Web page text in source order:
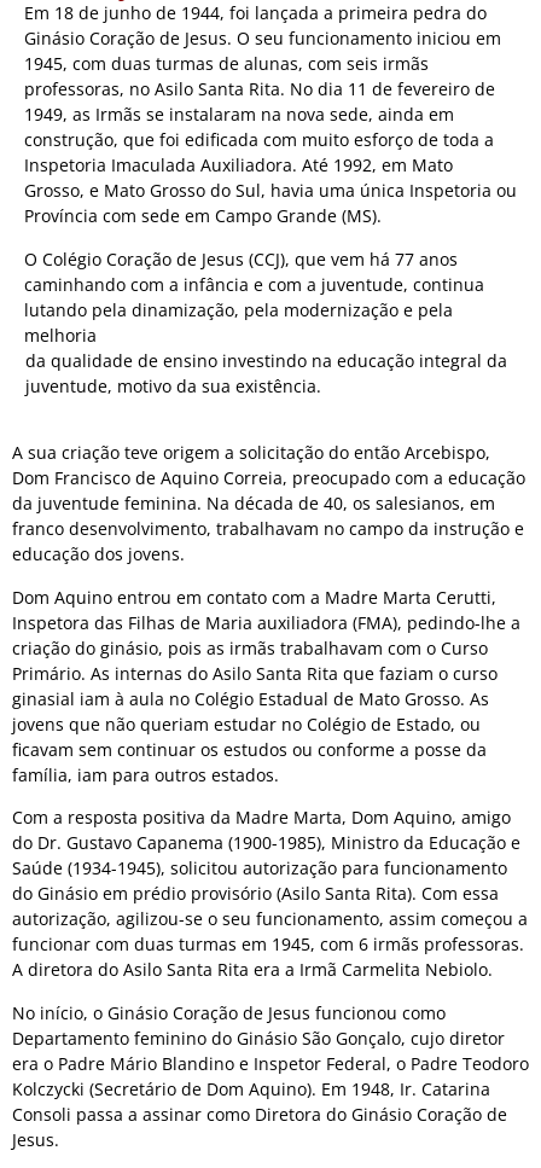
Em 18 de junho de 1944, foi lançada a primeira pedra do
Ginásio Coração de Jesus. O seu funcionamento iniciou em
1945, com duas turmas de alunas, com seis irmãs
professoras, no Asilo Santa Rita. No dia 11 de fevereiro de
1949, as Irmãs se instalaram na nova sede, ainda em
construção, que foi edificada com muito esforço de toda a
Inspetoria Imaculada Auxiliadora. Até 1992, em Mato
Grosso, e Mato Grosso do Sul, havia uma única Inspetoria ou
Província com sede em Campo Grande (MS).
O Colégio Coração de Jesus (CCJ), que vem há 77 anos
caminhando com a infância e com a juventude, continua
lutando pela dinamização, pela modernização e pela
melhoria
da qualidade de ensino investindo na educação integral da
juventude, motivo da sua existência.
A sua criação teve origem a solicitação do então Arcebispo,
Dom Francisco de Aquino Correia, preocupado com a educação
da juventude feminina. Na década de 40, os salesianos, em
franco desenvolvimento, trabalhavam no campo da instrução e
educação dos jovens.
Dom Aquino entrou em contato com a Madre Marta Cerutti,
Inspetora das Filhas de Maria auxiliadora (FMA), pedindo-lhe a
criação do ginásio, pois as irmãs trabalhavam com o Curso
Primário. As internas do Asilo Santa Rita que faziam o curso
ginasial iam à aula no Colégio Estadual de Mato Grosso. As
jovens que não queriam estudar no Colégio de Estado, ou
ficavam sem continuar os estudos ou conforme a posse da
família, iam para outros estados.
Com a resposta positiva da Madre Marta, Dom Aquino, amigo
do Dr. Gustavo Capanema (1900-1985), Ministro da Educação e
Saúde (1934-1945), solicitou autorização para funcionamento
do Ginásio em prédio provisório (Asilo Santa Rita). Com essa
autorização, agilizou-se o seu funcionamento, assim começou a
funcionar com duas turmas em 1945, com 6 irmãs professoras.
A diretora do Asilo Santa Rita era a Irmã Carmelita Nebiolo.
No início, o Ginásio Coração de Jesus funcionou como
Departamento feminino do Ginásio São Gonçalo, cujo diretor
era o Padre Mário Blandino e Inspetor Federal, o Padre Teodoro
Kolczycki (Secretário de Dom Aquino). Em 1948, Ir. Catarina
Consoli passa a assinar como Diretora do Ginásio Coração de
Jesus.